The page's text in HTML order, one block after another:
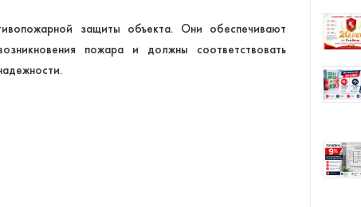
защиты объекта. Они обеспечивают
пожара и должны соответствовать